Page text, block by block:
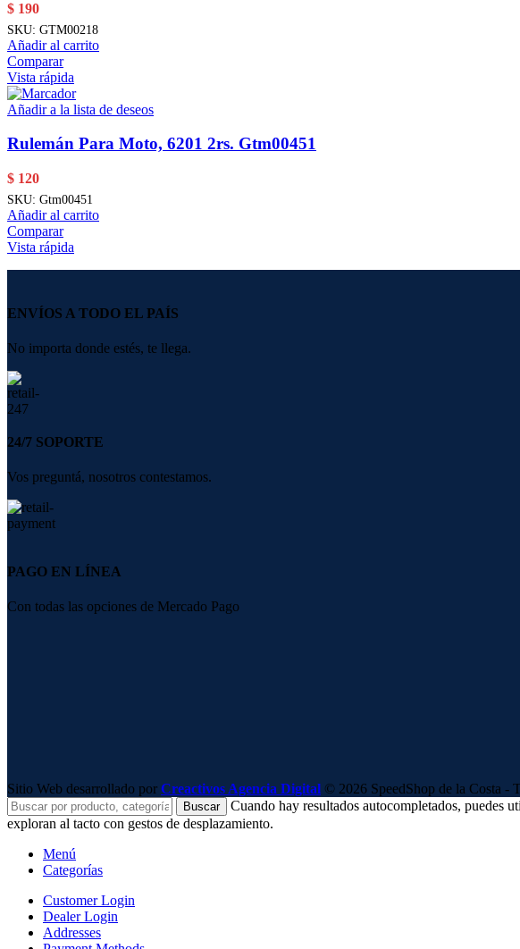
$ 190
SKU: GTM00218
Añadir al carrito
Comparar
Vista rápida
Añadir a la lista de deseos
Rulemán Para Moto, 6201 2rs. Gtm00451
$ 120
SKU: Gtm00451
Añadir al carrito
Comparar
Vista rápida
ENVÍOS A TODO EL PAÍS
No importa donde estés, te llega.
24/7 SOPORTE
Vos preguntá, nosotros contestamos.
PAGO EN LÍNEA
Con todas las opciones de Mercado Pago
Sitio Web desarrollado por Creactivos Agencia Digital © 2026 SpeedShop de la Costa -
Buscar
Cuando hay resultados autocompletados, puedes
exploran al tacto con gestos de desplazamiento.
Menú
Categorías
Customer Login
Dealer Login
Addresses